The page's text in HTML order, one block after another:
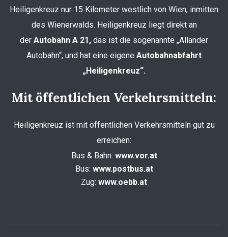
Heiligenkreuz nur 15 Kilometer westlich von Wien, inmitten
des Wienerwalds. Heiligenkreuz liegt direkt an
der Autobahn A 21, das ist die sogenannte „Allander
Autobahn“, und hat eine eigene Autobahnabfahrt
„Heiligenkreuz“.
Mit öffentlichen Verkehrsmitteln:
Heiligenkreuz ist mit öffentlichen Verkehrsmitteln gut zu
erreichen:
Bus & Bahn: www.vor.at
Bus: www.postbus.at
Zug: www.oebb.at